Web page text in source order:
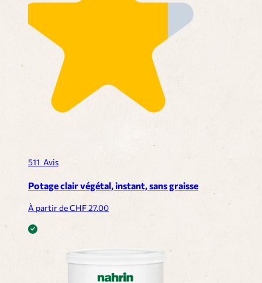
511 Avis
Potage clair végétal, instant, sans graisse
À partir de CHF27.00